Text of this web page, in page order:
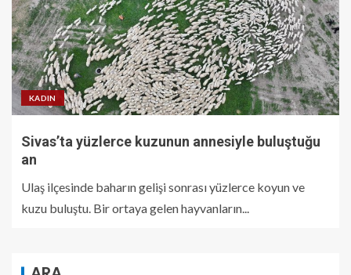
KADIN
Sivas’ta yüzlerce kuzunun annesiyle buluştuğu
an
Ulaş ilçesinde baharın gelişi sonrası yüzlerce koyun ve
kuzu buluştu. Bir ortaya gelen hayvanların...